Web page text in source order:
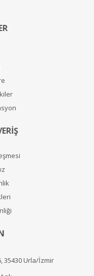
35430 Urla/İzmir